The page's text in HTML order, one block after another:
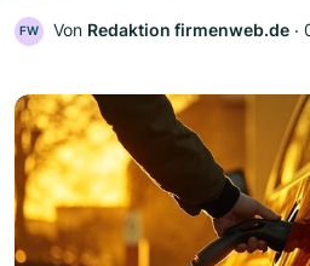
FW Von Redaktion firmenweb.de ‧